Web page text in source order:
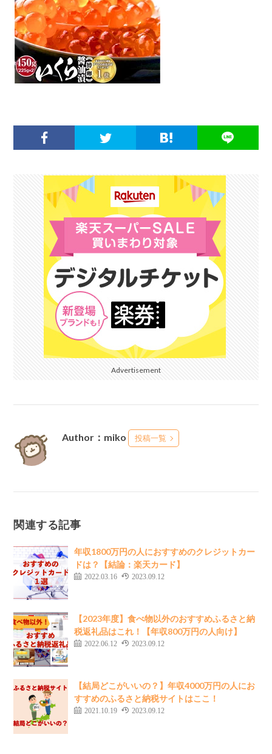
Advertisement
Author：miko 投稿一覧
関連する記事
年収1800万円の人におすすめのクレジットカー
ドは？【結論：楽天カード】
2022.03.16 2023.09.12
【2023年度】食べ物以外のおすすめふるさと納
税返礼品はこれ！【年収800万円の人向け】
2022.06.12 2023.09.12
【結局どこがいいの？】年収4000万円の人にお
すすめのふるさと納税サイトはここ！
2021.10.19 2023.09.12